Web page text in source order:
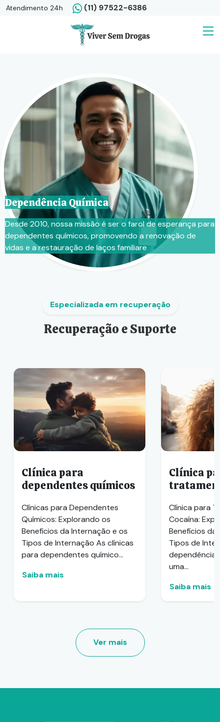
Atendimento 24h (11) 97522-6386
Dependência Química
Desde 2010, nossa missão é ser o farol de esperança para
dependentes químicos, promovendo a renovação de
vidas e a restauração de laços familiare
Especializada em recuperação
Recuperação e Suporte
Clínica para
dependentes químicos
Clínicas para Dependentes
Químicos: Explorando os
Benefícios da Internação e os
Tipos de Internação As clínicas
para dependentes químico...
Saiba mais
Clínica
Clínica para
Cocaína:
Benefícios
Tipos de
dependência
uma...
Saiba mais
Ver mais